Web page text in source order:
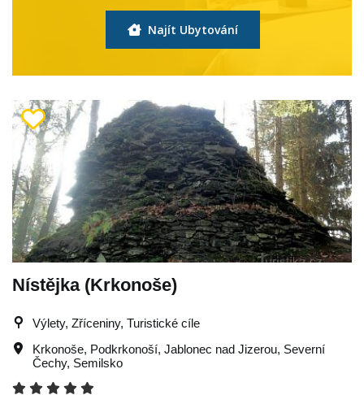
Najít Ubytování
Nístějka (Krkonoše)
Výlety, Zříceniny, Turistické cíle
Krkonoše, Podkrkonoší, Jablonec nad Jizerou, Severní
Čechy, Semilsko